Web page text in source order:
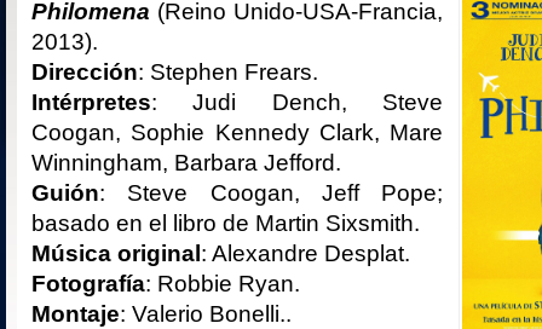
Philomena (Reino Unido-USA-Francia,
2013).
Dirección: Stephen Frears.
Intérpretes: Judi Dench, Steve
Coogan, Sophie Kennedy Clark, Mare
Winningham, Barbara Jefford.
Guión: Steve Coogan, Jeff Pope;
basado en el libro de Martin Sixsmith.
Música original: Alexandre Desplat.
Fotografía: Robbie Ryan.
Montaje: Valerio Bonelli..